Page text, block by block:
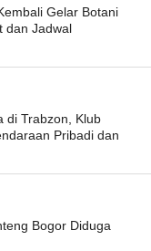
Gelar Botani
dan Jadwal
di Trabzon, Klub
Pribadi dan
Bogor Diduga